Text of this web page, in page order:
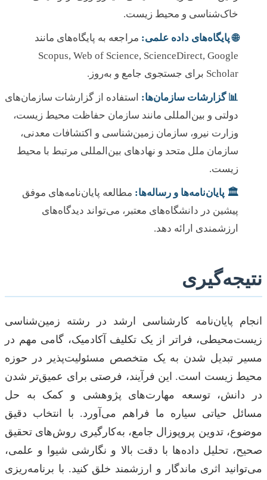
خاک‌شناسی و محیط زیست.
🌐 پایگاه‌های داده علمی: مراجعه به پایگاه‌های مانند
Scopus, Web of Science, ScienceDirect, Google
Scholar برای جستجوی جامع و به‌روز.
📊 گزارشات سازمان‌ها: استفاده از گزارشات سازمان‌های
دولتی و بین‌المللی مانند سازمان حفاظت محیط زیست،
وزارت نیرو، سازمان زمین‌شناسی و اکتشافات معدنی،
سازمان ملل متحد و نهادهای بین‌المللی مرتبط با محیط
زیست.
🏛️ پایان‌نامه‌ها و رساله‌ها: مطالعه پایان‌نامه‌های موفق
پیشین در دانشگاه‌های معتبر، می‌تواند دیدگاه‌های
ارزشمندی ارائه دهد.
نتیجه‌گیری
انجام پایان‌نامه کارشناسی ارشد در رشته زمین‌شناسی
زیست‌محیطی، فراتر از یک تکلیف آکادمیک، گامی مهم در
مسیر تبدیل شدن به یک متخصص مسئولیت‌پذیر در حوزه
محیط زیست است. این فرآیند، فرصتی برای عمیق‌تر شدن
در دانش، توسعه مهارت‌های پژوهشی و کمک به حل
مسائل حیاتی سیاره ما فراهم می‌آورد. با انتخاب دقیق
موضوع، تدوین پروپوزال جامع، به‌کارگیری روش‌های تحقیق
صحیح، تحلیل داده‌ها با دقت بالا و نگارشی شیوا و علمی،
می‌توانید اثری ماندگار و ارزشمند خلق کنید. با برنامه‌ریزی